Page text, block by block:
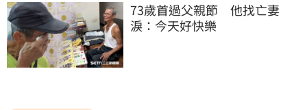
73歲首過父親節　他找亡妻
淚：今天好快樂